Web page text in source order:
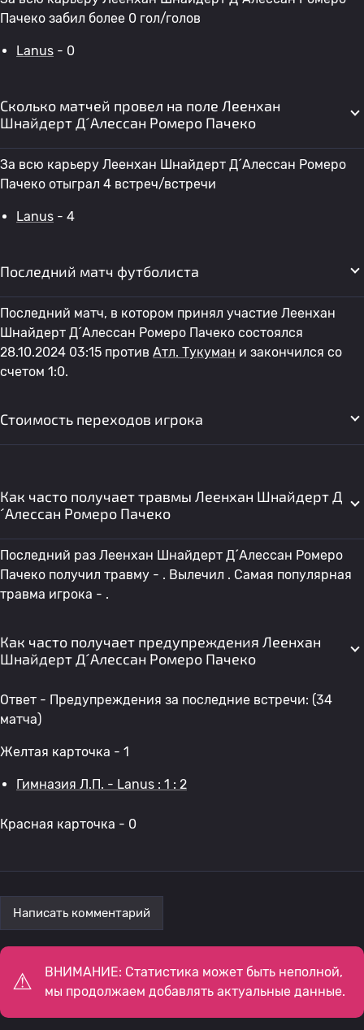
Пачеко забил более 0 гол/голов
Lanus - 0
Сколько матчей провел на поле Леенхан
Шнайдерт Д´Алессан Ромеро Пачеко
За всю карьеру Леенхан Шнайдерт Д´Алессан Ромеро
Пачеко отыграл 4 встреч/встречи
Lanus - 4
Последний матч футболиста
Последний матч, в котором принял участие Леенхан
Шнайдерт Д´Алессан Ромеро Пачеко состоялся
28.10.2024 03:15 против Атл. Тукуман и закончился со
счетом 1:0.
Стоимость переходов игрока
Как часто получает травмы Леенхан Шнайдерт Д
´Алессан Ромеро Пачеко
Последний раз Леенхан Шнайдерт Д´Алессан Ромеро
Пачеко получил травму - . Вылечил . Самая популярная
травма игрока - .
Как часто получает предупреждения Леенхан
Шнайдерт Д´Алессан Ромеро Пачеко
Ответ - Предупреждения за последние встречи: (34
матча)
Желтая карточка - 1
Гимназия Л.П. - Lanus : 1 : 2
Красная карточка - 0
Написать комментарий
ВНИМАНИЕ: Статистика может быть неполной,
мы продолжаем добавлять актуальные данные.